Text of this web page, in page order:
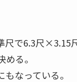
尺で6.3尺
る。
なっている。